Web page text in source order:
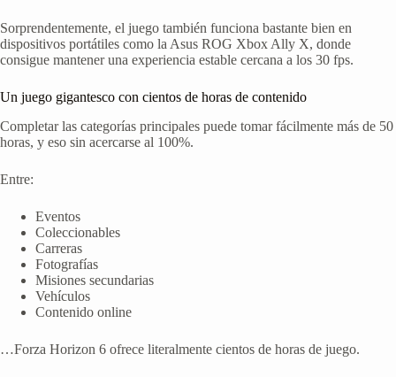
Sorprendentemente, el juego también funciona bastante bien en
dispositivos portátiles como la Asus ROG Xbox Ally X, donde
consigue mantener una experiencia estable cercana a los 30 fps.
Un juego gigantesco con cientos de horas de contenido
Completar las categorías principales puede tomar fácilmente más de 50
horas, y eso sin acercarse al 100%.
Entre:
Eventos
Coleccionables
Carreras
Fotografías
Misiones secundarias
Vehículos
Contenido online
…Forza Horizon 6 ofrece literalmente cientos de horas de juego.